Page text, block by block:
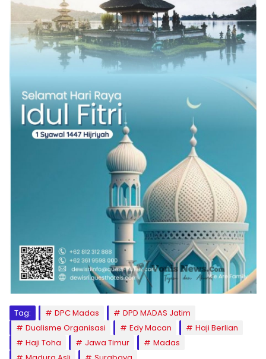
Tag: DPC Madas
DPD MADAS Jatim
Dualisme Organisasi
Edy Macan
Haji Berlian
Haji Toha
Jawa Timur
Madas